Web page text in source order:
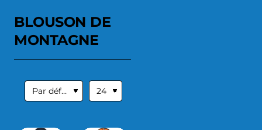
BLOUSON DE
MONTAGNE